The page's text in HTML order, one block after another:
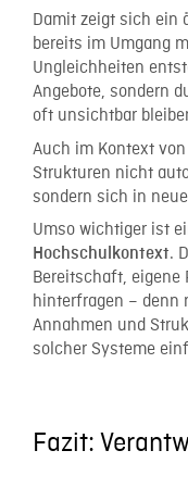
Damit zeigt sich ein
bereits im Umgang
Ungleichheiten
Angebote, sondern
oft unsichtbar
Auch im Kontext
Strukturen nicht
sondern sich in
Umso wichtiger ist
Hochschulkontext.
Bereitschaft, eigene
hinterfragen – denn
Annahmen und
solcher Systeme
Fazit: